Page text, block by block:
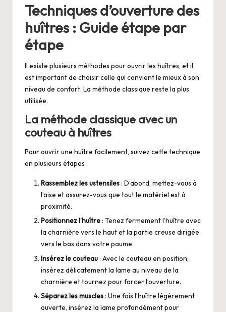
Techniques d’ouverture des
huîtres : Guide étape par
étape
Il existe plusieurs méthodes pour ouvrir les huîtres, et il
est important de choisir celle qui convient le mieux à son
niveau de confort. La méthode classique reste la plus
utilisée.
La méthode classique avec un
couteau à huîtres
Pour ouvrir une huître facilement, suivez cette technique
en plusieurs étapes :
Rassemblez les ustensiles: D’abord, mettez-vous à
l’aise et assurez-vous que tout le matériel est à
proximité.
Positionnez l’huître: Tenez fermement l’huître avec
la charnière vers le haut et la partie creuse dirigée
vers le bas dans votre paume.
Insérez le couteau: Avec le couteau en position,
insérez délicatement la lame au niveau de la
charnière et tournez pour forcer l’ouverture.
Séparez les muscles: Une fois l’huître légèrement
ouverte, insérez la lame profondément pour